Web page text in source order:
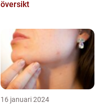
översikt
16 januari 2024